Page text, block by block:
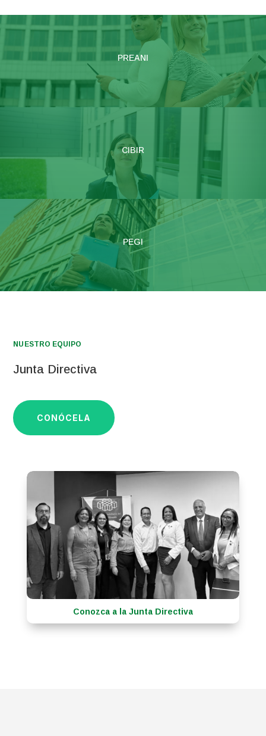
PREANI
CIBIR
PEGI
NUESTRO EQUIPO
Junta Directiva
CONÓCELA
Conozca a la Junta Directiva